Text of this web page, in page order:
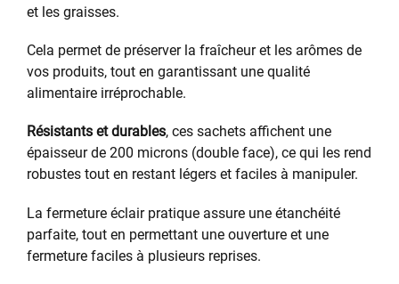
et les graisses.
Cela permet de préserver la fraîcheur et les arômes de
vos produits, tout en garantissant une qualité
alimentaire irréprochable.
Résistants et durables, ces sachets affichent une
épaisseur de 200 microns (double face), ce qui les rend
robustes tout en restant légers et faciles à manipuler.
La fermeture éclair pratique assure une étanchéité
parfaite, tout en permettant une ouverture et une
fermeture faciles à plusieurs reprises.